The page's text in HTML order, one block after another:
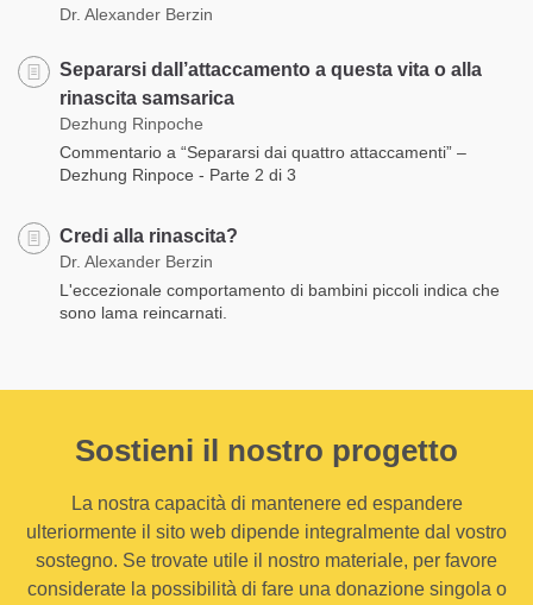
Dr. Alexander Berzin
Separarsi dall’attaccamento a questa vita o alla
rinascita samsarica
Dezhung Rinpoche
Commentario a “Separarsi dai quattro attaccamenti” –
Dezhung Rinpoce - Parte 2 di 3
Credi alla rinascita?
Dr. Alexander Berzin
L'eccezionale comportamento di bambini piccoli indica che
sono lama reincarnati.
Sostieni il nostro progetto
La nostra capacità di mantenere ed espandere
ulteriormente il sito web dipende integralmente dal vostro
sostegno. Se trovate utile il nostro materiale, per favore
considerate la possibilità di fare una donazione singola o